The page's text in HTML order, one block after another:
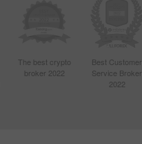
The best crypto
broker 2022
Best Customer
Service Broker
2022